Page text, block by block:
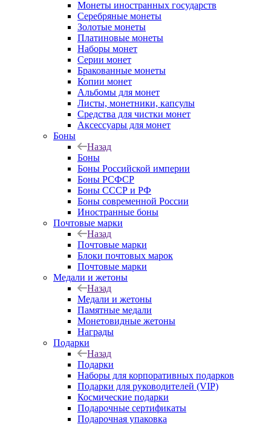
Монеты иностранных государств
Серебряные монеты
Золотые монеты
Платиновые монеты
Наборы монет
Серии монет
Бракованные монеты
Копии монет
Альбомы для монет
Листы, монетники, капсулы
Средства для чистки монет
Аксессуары для монет
Боны
Назад
Боны
Боны Российской империи
Боны РСФСР
Боны СССР и РФ
Боны современной России
Иностранные боны
Почтовые марки
Назад
Почтовые марки
Блоки почтовых марок
Почтовые марки
Медали и жетоны
Назад
Медали и жетоны
Памятные медали
Монетовидные жетоны
Награды
Подарки
Назад
Подарки
Наборы для корпоративных подарков
Подарки для руководителей (VIP)
Космические подарки
Подарочные сертификаты
Подарочная упаковка